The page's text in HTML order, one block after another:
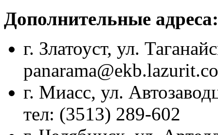
Дополнительные адреса:
г. Златоуст, ул.
г. Миасс, ул.
тел: (3513) 289-602